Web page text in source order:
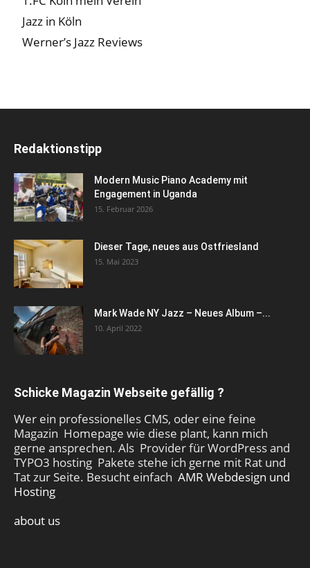
Jazz in Köln
Werner’s Jazz Reviews
Redaktionstipp
Modern Music Piano Academy mit
Engagement in Uganda
15. Februar 2026
Dieser Tage, neues aus Ostfriesland
15. Mai 2023
Mark Wade NY Jazz – Neues Album –...
10. April 2022
Schicke Magazin Webseite gefällig ?
Wer ein professionelles CMS, oder eine feine
Magazin Homepage wie diese plant, kann mich
gerne ansprechen. Als Provider für WordPress and
TYPO3 hosting Pakete stehe ich gerne mit Rat und
Tat zur Seite. Besucht einfach AMR Webdesign und
Hosting
about us